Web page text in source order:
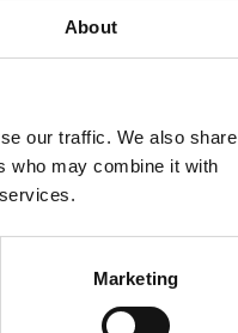
About
our traffic. We also share
who may combine it with
Marketing